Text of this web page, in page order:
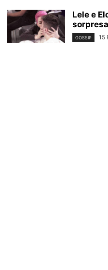
Lele e
GOSSIP 15